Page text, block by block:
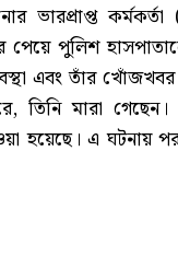
ভারপ্রাপ্ত
পেয়ে পুলিশ
এবং তাঁর
তিনি মারা গেছেন।
হয়েছে। এ ঘটনায়